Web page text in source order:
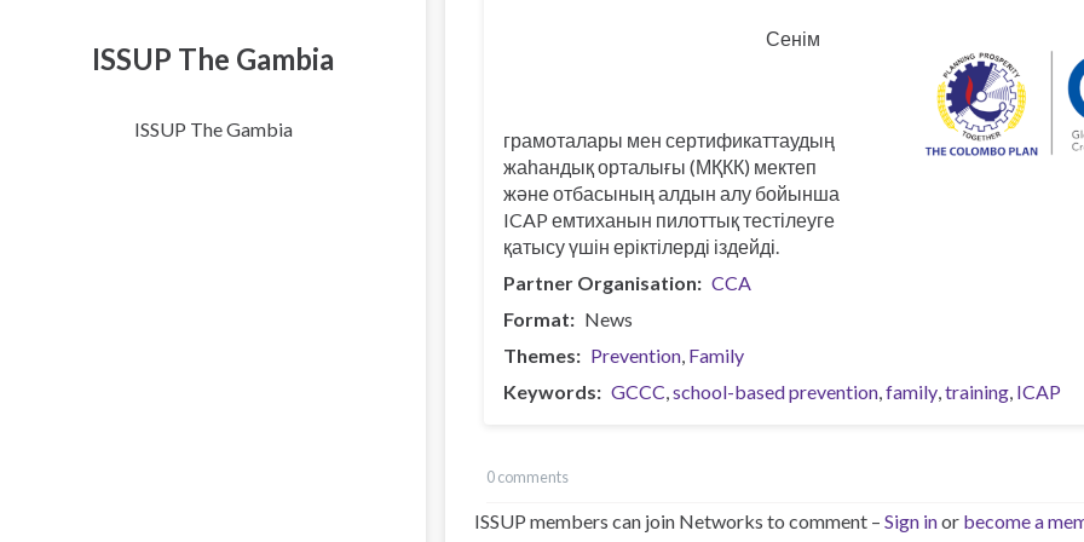
ISSUP The Gambia
ISSUP The Gambia
Сенім
грамоталары мен сертификаттаудың
жаһандық орталығы (МҚКК) мектеп
және отбасының алдын алу бойынша
ICAP емтиханын пилоттық тестілеуге
қатысу үшін еріктілерді іздейді.
Partner Organisation
CCA
Format
News
Themes
Prevention Family
Keywords
GCCC school-based prevention family training ICAP
0 comments
ISSUP members can join Networks to comment – Sign inor become a